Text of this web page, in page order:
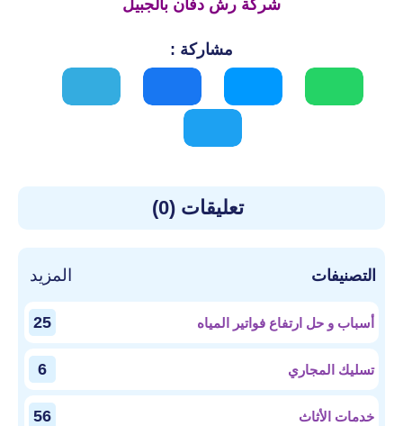
شركة رش دفان بالجبيل
مشاركة :
تعليقات (0)
التصنيفات المزيد
أسباب و حل ارتفاع فواتير المياه 25
تسليك المجاري 6
خدمات الأثاث 56